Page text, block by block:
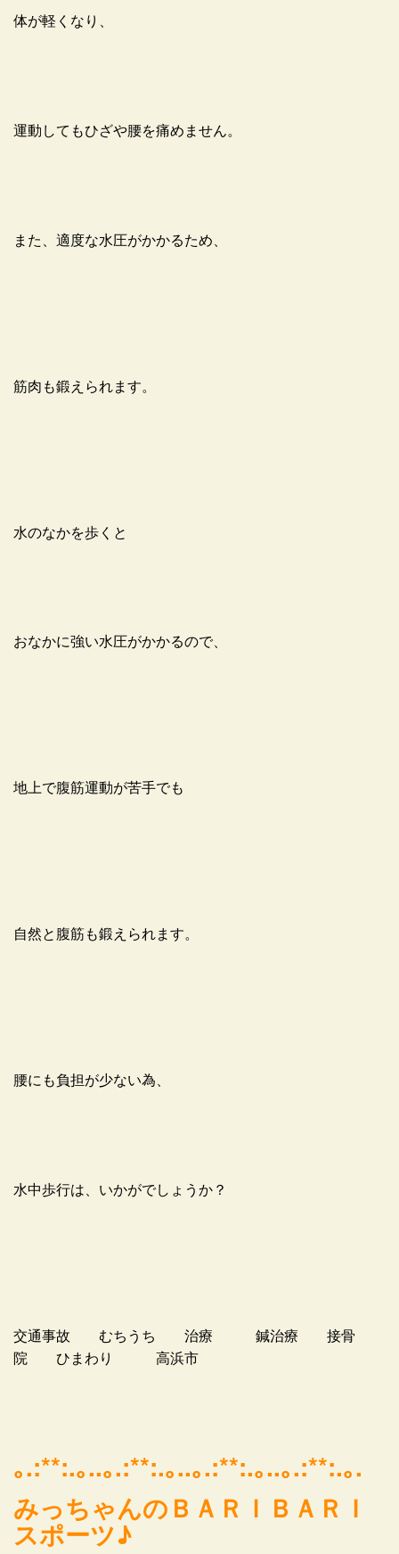
体が軽くなり、
運動してもひざや腰を痛めません。
また、適度な水圧がかかるため、
筋肉も鍛えられます。
水のなかを歩くと
おなかに強い水圧がかかるので、
地上で腹筋運動が苦手でも
自然と腹筋も鍛えられます。
腰にも負担が少ない為、
水中歩行は、いかがでしょうか？
交通事故 むちうち 治療 鍼治療 接骨
院 ひまわり 高浜市
｡.:**:.｡..｡.:**:.｡..｡.:**:.｡..｡.:**:.｡.
みっちゃんのＢＡＲＩＢＡＲＩ
スポーツ♪